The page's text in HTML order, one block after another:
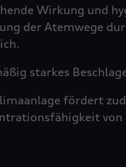
Wirkung und
der Atemwege
starkes
fördert
von